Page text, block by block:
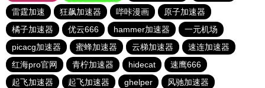
雷霆加速
狂飙加速器 哔咔漫画
原子加速器
橘子加速器
优云666 hammer加速器
一元机场
picacg加速器
蜜蜂加速器 云梯加速器
速连加速器
红海pro官网
青柠加速器 hidecat
速鹰666
起飞加速器
起飞加速器 ghelper
风驰加速器